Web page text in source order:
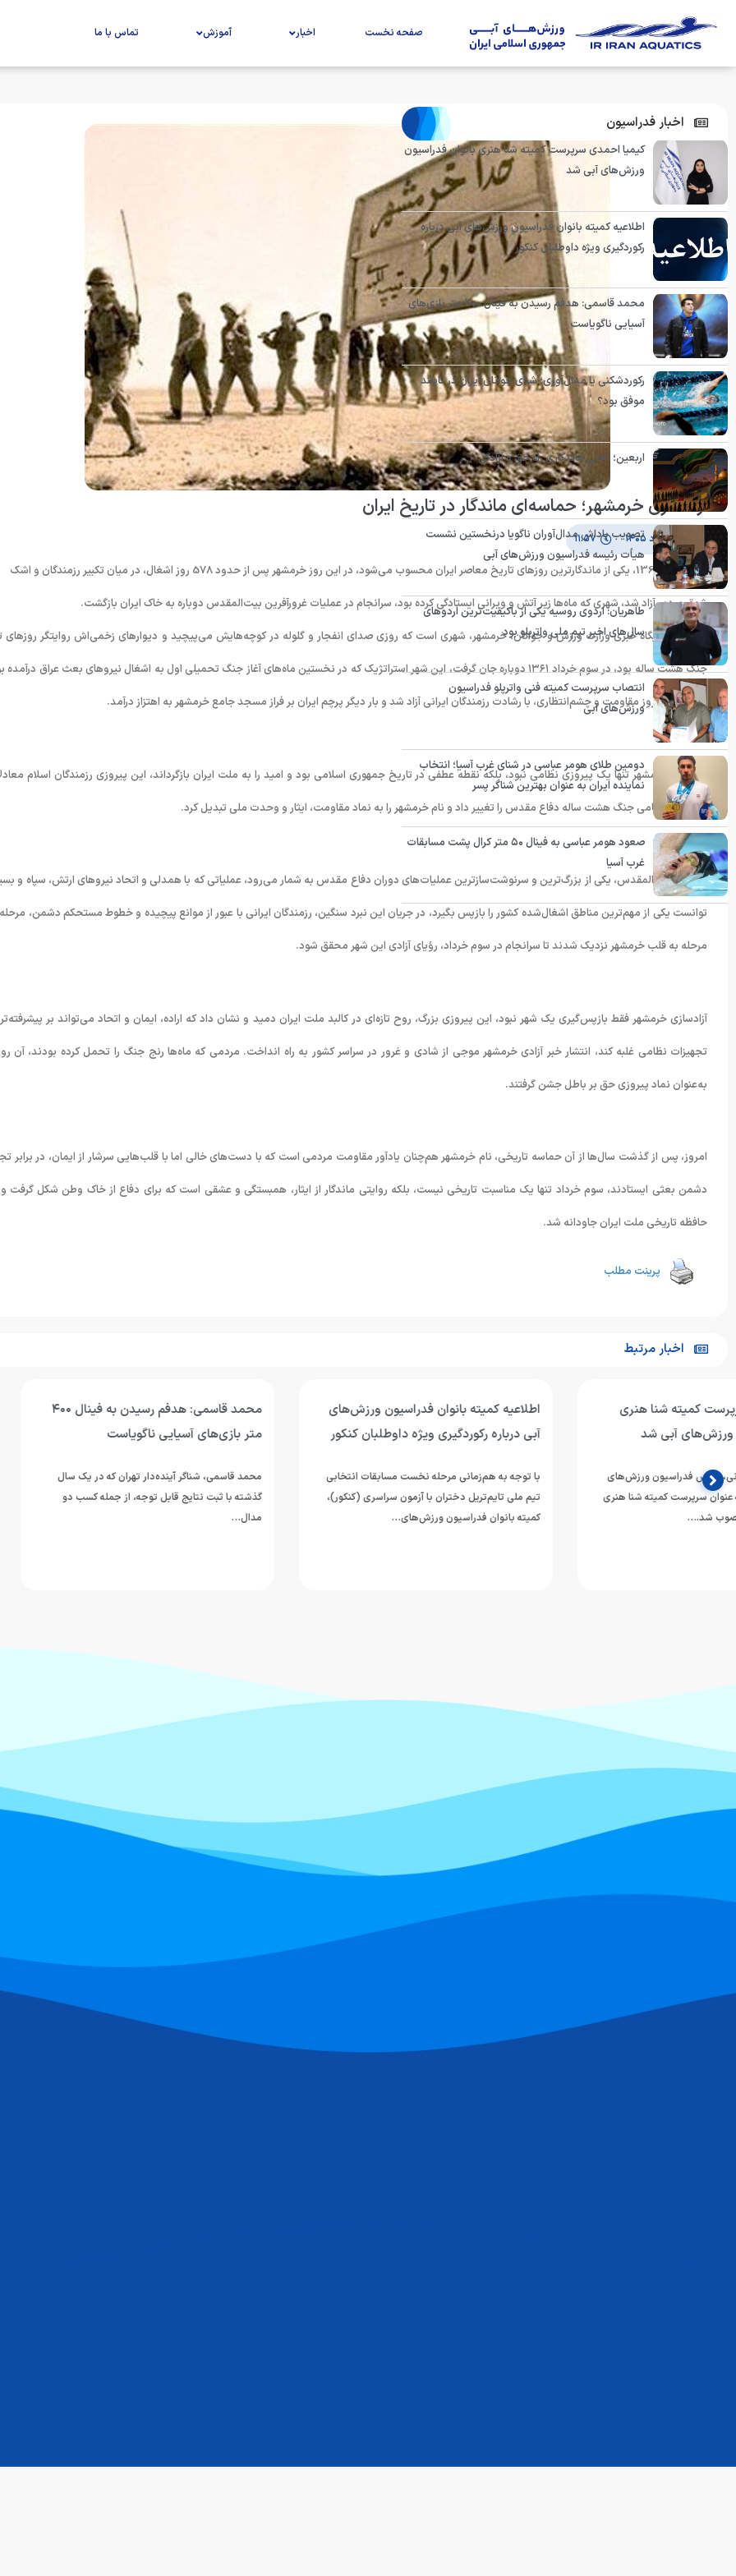
صفحه نخست اخبار آموزش تماس با ما
آزادسازی خرمشهر؛ حماسه‌ای ماندگار در تاریخ ایران
۱۱:۵۷
سوم خرداد 1361، یکی از ماندگارترین روزهای تاریخ معاصر ایران محسوب می‌شود، در این روز خرمشهر پس از حدود 578 روز اشغال، در میان تکبیر رزمندگان و اشک
شوق مردم، آزاد شد، شهری که ماه‌ها زیر آتش و ویرانی ایستادگی کرده بود، سرانجام در عملیات غرورآفرین بیت‌المقدس دوباره به خاک ایران بازگشت.
به گزارش پایگاه خبری وزارت ورزش و جوانان، خرمشهر، شهری است که روزی صدای انفجار و گلوله در کوچه‌هایش می‌پیچید و دیوارهای زخمی‌اش روایتگر روزهای
جنگ هشت ساله بود، در سوم خرداد ۱۳۶۱ دوباره جان گرفت، این شهر استراتژیک که در نخستین ماه‌های آغاز جنگ تحمیلی اول به اشغال نیروهای بعث عراق درآمده
پس از ۵۷۸ روز مقاومت و چشم‌انتظاری، با رشادت رزمندگان ایرانی آزاد شد و بار دیگر پرچم ایران بر فراز مسجد جامع خرمشهر به اهتزاز درآمد.
آزادسازی خرمشهر تنها یک پیروزی نظامی نبود، بلکه نقطه عطفی در تاریخ جمهوری اسلامی بود و امید را به ملت ایران بازگرداند، این پیروزی رزمندگان اسلام
سیاسی و نظامی جنگ هشت ساله دفاع مقدس را تغییر داد و نام خرمشهر را به نماد مقاومت، ایثار و وحدت ملی تبدیل کرد.
عملیات بیت‌المقدس، یکی از بزرگ‌ترین و سرنوشت‌سازترین عملیات‌های دوران دفاع مقدس به شمار می‌رود، عملیاتی که با همدلی و اتحاد نیروهای ارتش، سپاه و
توانست یکی از مهم‌ترین مناطق اشغال‌شده کشور را بازپس بگیرد، در جریان این نبرد سنگین، رزمندگان ایرانی با عبور از موانع پیچیده و خطوط مستحکم دشمن،
مرحله به قلب خرمشهر نزدیک شدند تا سرانجام در سوم خرداد، رؤیای آزادی این شهر محقق شود.
آزادسازی خرمشهر فقط بازپس‌گیری یک شهر نبود، این پیروزی بزرگ، روح تازه‌ای در کالبد ملت ایران دمید و نشان داد که اراده، ایمان و اتحاد می‌تواند بر
تجهیزات نظامی غلبه کند، انتشار خبر آزادی خرمشهر موجی از شادی و غرور در سراسر کشور به راه انداخت. مردمی که ماه‌ها رنج جنگ را تحمل کرده بودند، آن
به‌عنوان نماد پیروزی حق بر باطل جشن گرفتند.
امروز، پس از گذشت سال‌ها از آن حماسه تاریخی، نام خرمشهر هم‌چنان یادآور مقاومت مردمی است که با دست‌های خالی اما با قلب‌هایی سرشار از ایمان، در برابر
دشمن بعثی ایستادند، سوم خرداد تنها یک مناسبت تاریخی نیست، بلکه روایتی ماندگار از ایثار، همبستگی و عشقی است که برای دفاع از خاک وطن شکل گرفت
حافظه تاریخی ملت ایران جاودانه شد.
پرینت مطلب
اخبار فدراسیون
کیمیا احمدی سرپرست کمیته شنا هنری بانوان فدراسیون
ورزش‌های آبی شد
اطلاعیه کمیته بانوان فدراسیون ورزش‌های آبی درباره
رکوردگیری ویژه داوطلبان کنکور
محمد قاسمی: هدفم رسیدن به فینال ۴۰۰ متر بازی‌های
آسیایی ناگویاست
رکوردشکنی یا مدال‌آوری؛ شنای جوانان ایران در تایلند
موفق بود؟
اربعین؛ تجلی ماندگاری راه حق و آزادگی
تصویب پاداش مدال‌آوران ناگویا درنخستین نشست
هیأت رئیسه فدراسیون ورزش‌های آبی
طاهریان: اردوی روسیه یکی از باکیفیت‌ترین اردوهای
سال‌های اخیر تیم ملی واترپلو بود
انتصاب سرپرست کمیته فنی واترپلو فدراسیون
ورزش‌های آبی
دومین طلای هومر عباسی در شنای غرب آسیا؛ انتخاب
نماینده ایران به عنوان بهترین شناگر پسر
صعود هومر عباسی به فینال ۵۰ متر کرال پشت مسابقات
غرب آسیا
اخبار مرتبط
اطلاعیه کمیته بانوان فدراسیون ورزش‌های
آبی درباره رکوردگیری ویژه داوطلبان کنکور
با توجه به هم‌زمانی مرحله نخست مسابقات انتخابی
تیم ملی تایم‌تریل دختران با آزمون سراسری (کنکور)،
کمیته بانوان فدراسیون ورزش‌های…
محمد قاسمی: هدفم رسیدن به فینال ۴۰۰
متر بازی‌های آسیایی ناگویاست
محمد قاسمی، شناگر آینده‌دار تهران که در یک سال
گذشته با ثبت نتایج قابل توجه، از جمله کسب دو
مدال…
رکوردشکنی یا مدال‌آوری؛ شنای
در تایلند موفق بود؟
مربی تیم ملی شنای ایران عملکرد